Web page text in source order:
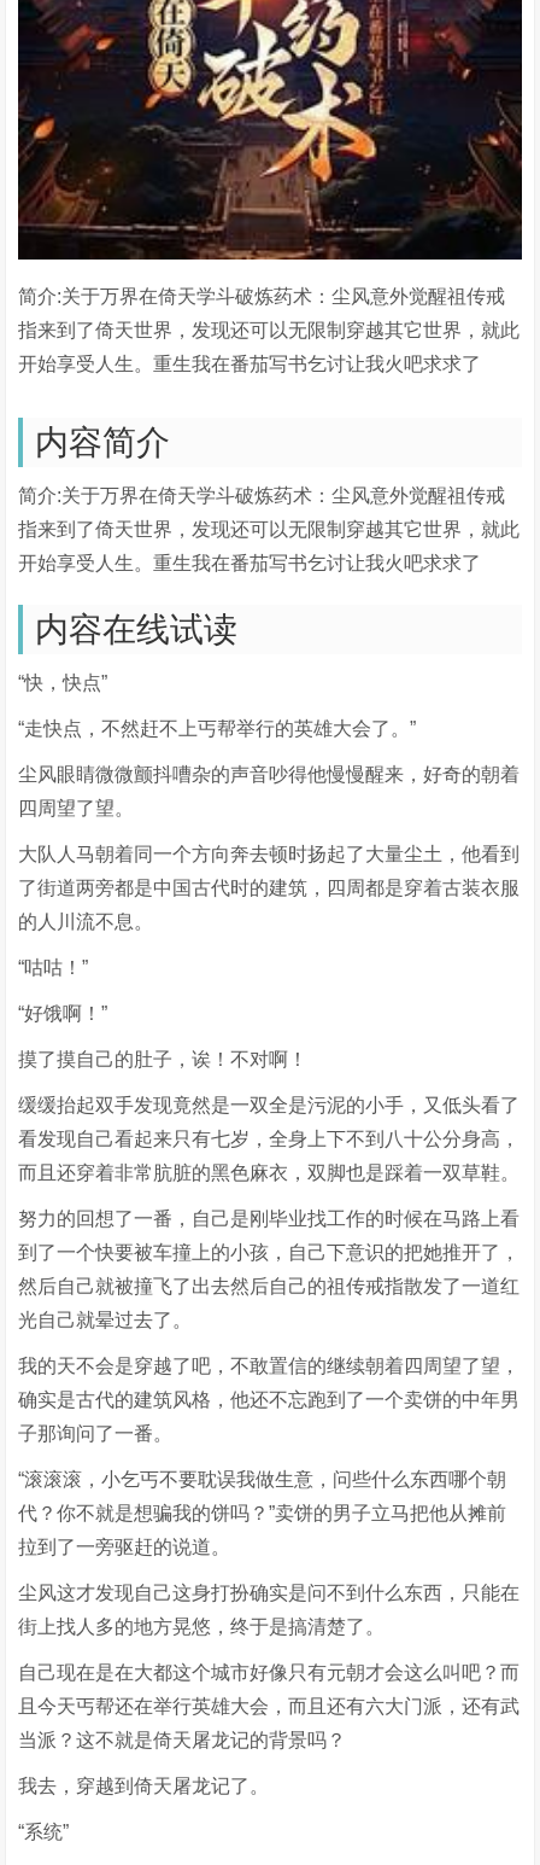
简介:关于万界在倚天学斗破炼药术：尘风意外觉醒祖传戒
指来到了倚天世界，发现还可以无限制穿越其它世界，就此
开始享受人生。重生我在番茄写书乞讨让我火吧求求了
内容简介
简介:关于万界在倚天学斗破炼药术：尘风意外觉醒祖传戒
指来到了倚天世界，发现还可以无限制穿越其它世界，就此
开始享受人生。重生我在番茄写书乞讨让我火吧求求了
内容在线试读
“快，快点”
“走快点，不然赶不上丐帮举行的英雄大会了。”
尘风眼睛微微颤抖嘈杂的声音吵得他慢慢醒来，好奇的朝着
四周望了望。
大队人马朝着同一个方向奔去顿时扬起了大量尘土，他看到
了街道两旁都是中国古代时的建筑，四周都是穿着古装衣服
的人川流不息。
“咕咕！”
“好饿啊！”
摸了摸自己的肚子，诶！不对啊！
缓缓抬起双手发现竟然是一双全是污泥的小手，又低头看了
看发现自己看起来只有七岁，全身上下不到八十公分身高，
而且还穿着非常肮脏的黑色麻衣，双脚也是踩着一双草鞋。
努力的回想了一番，自己是刚毕业找工作的时候在马路上看
到了一个快要被车撞上的小孩，自己下意识的把她推开了，
然后自己就被撞飞了出去然后自己的祖传戒指散发了一道红
光自己就晕过去了。
我的天不会是穿越了吧，不敢置信的继续朝着四周望了望，
确实是古代的建筑风格，他还不忘跑到了一个卖饼的中年男
子那询问了一番。
“滚滚滚，小乞丐不要耽误我做生意，问些什么东西哪个朝
代？你不就是想骗我的饼吗？”卖饼的男子立马把他从摊前
拉到了一旁驱赶的说道。
尘风这才发现自己这身打扮确实是问不到什么东西，只能在
街上找人多的地方晃悠，终于是搞清楚了。
自己现在是在大都这个城市好像只有元朝才会这么叫吧？而
且今天丐帮还在举行英雄大会，而且还有六大门派，还有武
当派？这不就是倚天屠龙记的背景吗？
我去，穿越到倚天屠龙记了。
“系统”